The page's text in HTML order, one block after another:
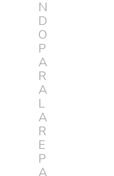
N
D
O
P
A
R
A
L
A
R
E
P
A